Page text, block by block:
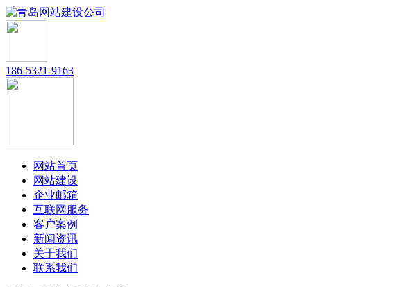
186-5321-9163
网站首页
网站建设
企业邮箱
互联网服务
客户案例
新闻资讯
关于我们
联系我们